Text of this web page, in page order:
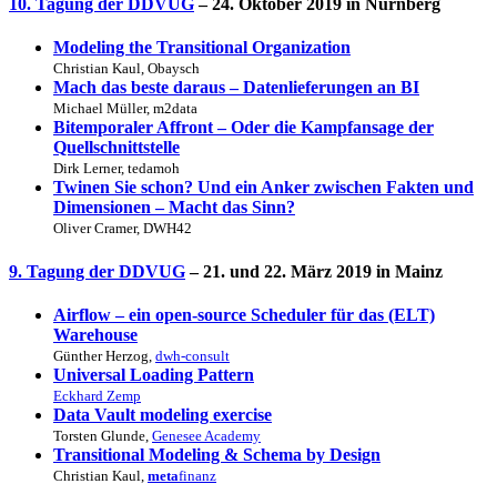
10. Tagung der DDVUG– 24. Oktober 2019 in Nürnberg
Modeling the Transitional Organization
Christian Kaul, Obaysch
Mach das beste daraus – Datenlieferungen an BI
Michael Müller, m2data
Bitemporaler Affront – Oder die Kampfansage der
Quellschnittstelle
Dirk Lerner, tedamoh
Twinen Sie schon? Und ein Anker zwischen Fakten und
Dimensionen – Macht das Sinn?
Oliver Cramer, DWH42
9. Tagung der DDVUG– 21. und 22. März 2019 in Mainz
Airflow – ein open-source Scheduler für das (ELT)
Warehouse
Günther Herzog, dwh-consult
Universal Loading Pattern
Eckhard Zemp
Data Vault modeling exercise
Torsten Glunde, Genesee Academy
Transitional Modeling & Schema by Design
Christian Kaul, metafinanz